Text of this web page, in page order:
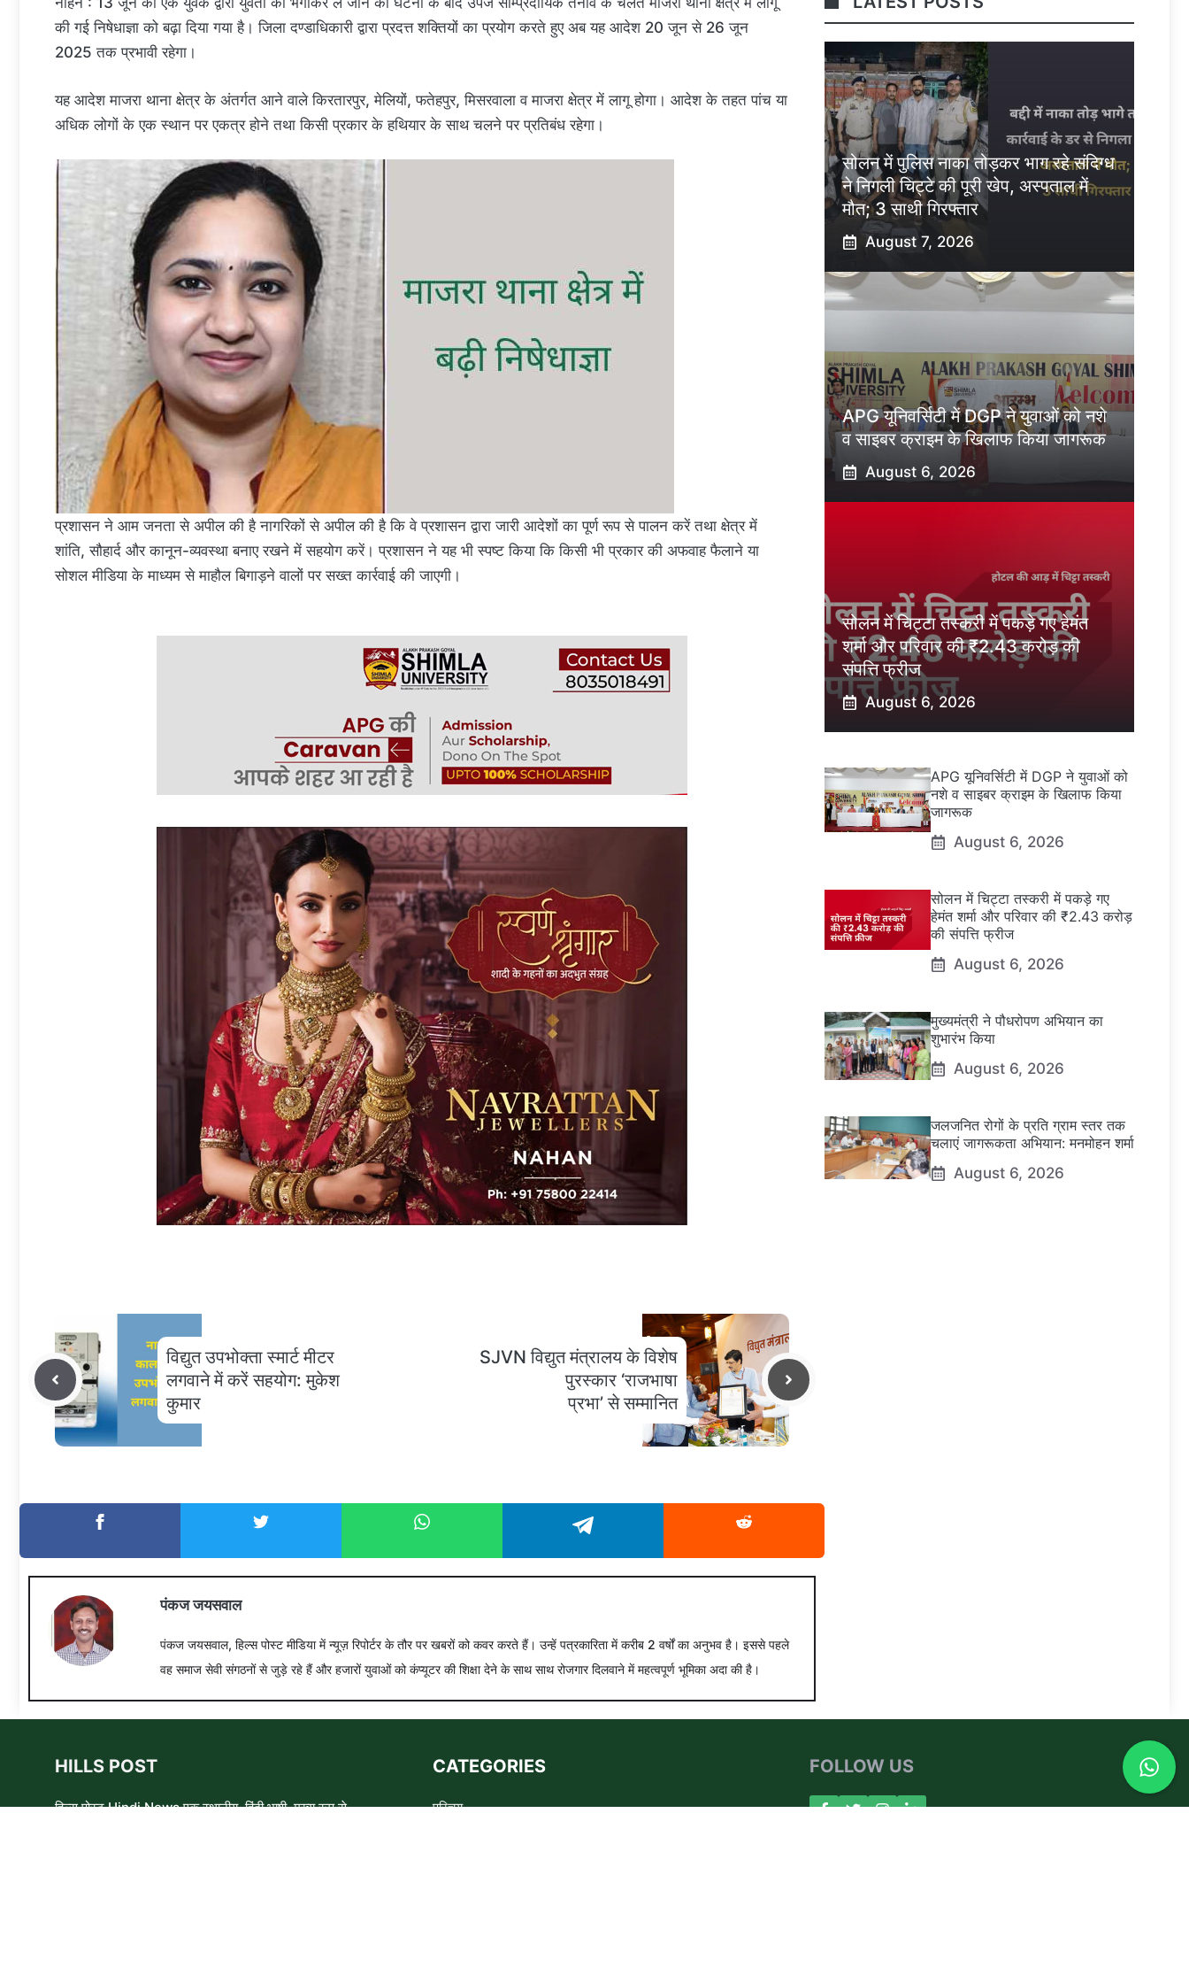
की गई निषेधाज्ञा को बढ़ा दिया गया है। जिला दण्डाधिकारी द्वारा प्रदत्त शक्तियों का प्रयोग करते हुए अब यह आदेश 20 जून से 26 जून
2025 तक प्रभावी रहेगा।
यह आदेश माजरा थाना क्षेत्र के अंतर्गत आने वाले किरतारपुर, मेलियों, फतेहपुर, मिसरवाला व माजरा क्षेत्र में लागू होगा। आदेश के तहत पांच या
अधिक लोगों के एक स्थान पर एकत्र होने तथा किसी प्रकार के हथियार के साथ चलने पर प्रतिबंध रहेगा।
प्रशासन ने आम जनता से अपील की है नागरिकों से अपील की है कि वे प्रशासन द्वारा जारी आदेशों का पूर्ण रूप से पालन करें तथा क्षेत्र में
शांति, सौहार्द और कानून-व्यवस्था बनाए रखने में सहयोग करें। प्रशासन ने यह भी स्पष्ट किया कि किसी भी प्रकार की अफवाह फैलाने या
सोशल मीडिया के माध्यम से माहौल बिगाड़ने वालों पर सख्त कार्रवाई की जाएगी।
विद्युत उपभोक्ता स्मार्ट मीटर
लगवाने में करें सहयोग: मुकेश
कुमार
SJVN विद्युत मंत्रालय के विशेष
पुरस्कार ‘राजभाषा
प्रभा’ से सम्‍मानित
पंकज जयसवाल
पंकज जयसवाल, हिल्स पोस्ट मीडिया में न्यूज़ रिपोर्टर के तौर पर खबरों को कवर करते हैं। उन्हें पत्रकारिता में करीब 2 वर्षों का अनुभव है। इससे पहले
वह समाज सेवी संगठनों से जुड़े रहे हैं और हजारों युवाओं को कंप्यूटर की शिक्षा देने के साथ साथ रोजगार दिलवाने में महत्वपूर्ण भूमिका अदा की है।
सोलन में पुलिस नाका तोड़कर भाग रहे संदिग्ध
ने निगली चिट्टे की पूरी खेप, अस्पताल में
मौत; 3 साथी गिरफ्तार
August 7, 2026
APG यूनिवर्सिटी में DGP ने युवाओं को नशे
व साइबर क्राइम के खिलाफ किया जागरूक
August 6, 2026
सोलन में चिट्टा तस्करी में पकड़े गए हेमंत
शर्मा और परिवार की ₹2.43 करोड़ की
संपत्ति फ्रीज
August 6, 2026
APG यूनिवर्सिटी में DGP ने युवाओं को
नशे व साइबर क्राइम के खिलाफ किया
जागरूक
August 6, 2026
सोलन में चिट्टा तस्करी में पकड़े गए
हेमंत शर्मा और परिवार की ₹2.43 करोड़
की संपत्ति फ्रीज
August 6, 2026
मुख्यमंत्री ने पौधरोपण अभियान का
शुभारंभ किया
August 6, 2026
जलजनित रोगों के प्रति ग्राम स्तर तक
चलाएं जागरूकता अभियान: मनमोहन शर्मा
August 6, 2026
HILLS POST
हिल्स पोस्ट Hindi News एक स्थानीय, हिंदी भाषी, मुख्य रूप से
CATEGORIES
परिचय
FOLLOW US